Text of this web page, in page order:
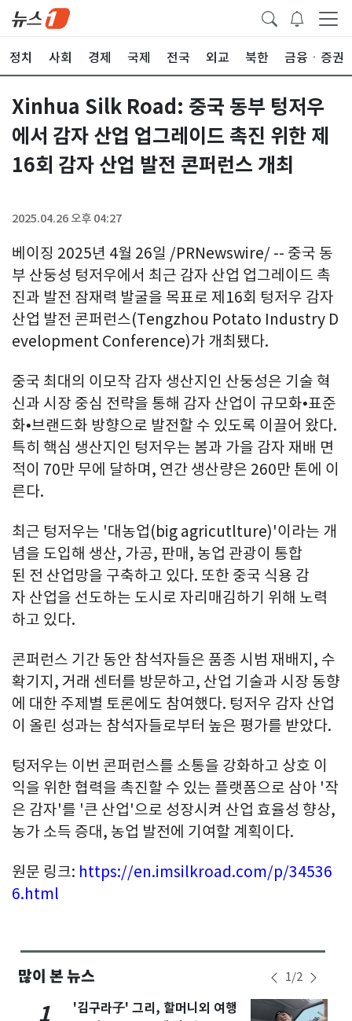
정치 사회 경제 국제 전국 외교 북한 금융ㆍ증권
Xinhua Silk Road: 중국 동부 텅저우
에서 감자 산업 업그레이드 촉진 위한 제
16회 감자 산업 발전 콘퍼런스 개최
2025.04.26 오후 04:27
베이징 2025년 4월 26일 /PRNewswire/ -- 중국 동
부 산둥성 텅저우에서 최근 감자 산업 업그레이드 촉
진과 발전 잠재력 발굴을 목표로 제16회 텅저우 감자
산업 발전 콘퍼런스(Tengzhou Potato Industry D
evelopment Conference)가 개최됐다.
중국 최대의 이모작 감자 생산지인 산둥성은 기술 혁
신과 시장 중심 전략을 통해 감자 산업이 규모화•표준
화•브랜드화 방향으로 발전할 수 있도록 이끌어 왔다.
특히 핵심 생산지인 텅저우는 봄과 가을 감자 재배 면
적이 70만 무에 달하며, 연간 생산량은 260만 톤에 이
른다.
최근 텅저우는 '대농업(big agricutlture)'이라는 개
념을 도입해 생산, 가공, 판매, 농업 관광이 통합
된 전 산업망을 구축하고 있다. 또한 중국 식용 감
자 산업을 선도하는 도시로 자리매김하기 위해 노력
하고 있다.
콘퍼런스 기간 동안 참석자들은 품종 시범 재배지, 수
확기지, 거래 센터를 방문하고, 산업 기술과 시장 동향
에 대한 주제별 토론에도 참여했다. 텅저우 감자 산업
이 올린 성과는 참석자들로부터 높은 평가를 받았다.
텅저우는 이번 콘퍼런스를 소통을 강화하고 상호 이
익을 위한 협력을 촉진할 수 있는 플랫폼으로 삼아 '작
은 감자'를 '큰 산업'으로 성장시켜 산업 효율성 향상,
농가 소득 증대, 농업 발전에 기여할 계획이다.
원문 링크: https://en.imsilkroad.com/p/34536
6.html
많이 본 뉴스 1/2
1
'김구라子' 그리, 할머니외 여행